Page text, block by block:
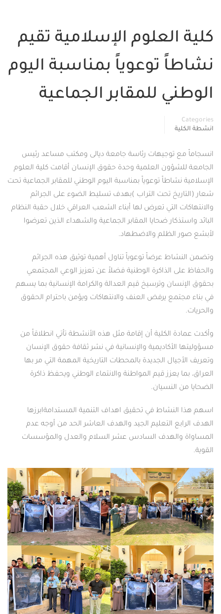
الإسلامية تقيم
توعوياً بمناسبة اليوم
للمقابر الجماعية
توجيهات رئاسة جامعة ديالى ومكتب مساعد رئيس
العلمية وحدة حقوق الإنسان أقامت كلية العلوم
توعوياً بمناسبة اليوم الوطني للمقابر الجماعية تحت
تحت التراب )بهدف تسليط الضوء على الجرائم
التي تعرض لها أبناء الشعب العراقي خلال حقبة النظام
ضحايا المقابر الجماعية والشهداء الذين تعرضوا
والاضطهاد.
عرضاً توعوياً تناول أهمية توثيق هذه الجرائم
الذاكرة الوطنية فضلاً عن تعزيز الوعي المجتمعي
وترسيخ قيم العدالة والكرامة الإنسانية بما يسهم
يرفض العنف والانتهاكات ويؤمن باحترام الحقوق
الكلية أن إقامة مثل هذه الأنشطة تأتي انطلاقاً من
والإنسانية في نشر ثقافة حقوق الإنسان
الجديدة بالمحطات التاريخية المهمة التي مر بها
قيم المواطنة والانتماء الوطني ويحفظ ذاكرة
في تحقيق اهداف التنمية المستدامةابرزها
التعليم الجيد والهدف العاشر الحد من أوجه عدم
السادس عشر السلام والعدل والمؤسسات